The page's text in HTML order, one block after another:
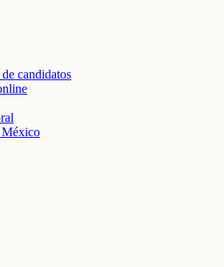
candidatos
México